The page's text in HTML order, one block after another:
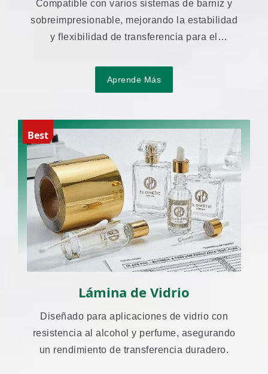
Compatible con varios sistemas de barniz y
sobreimpresionable, mejorando la estabilidad
y flexibilidad de transferencia para el
Aprende Más
Best
Lámina de Vidrio
Diseñado para aplicaciones de vidrio con
resistencia al alcohol y perfume, asegurando
un rendimiento de transferencia duradero.